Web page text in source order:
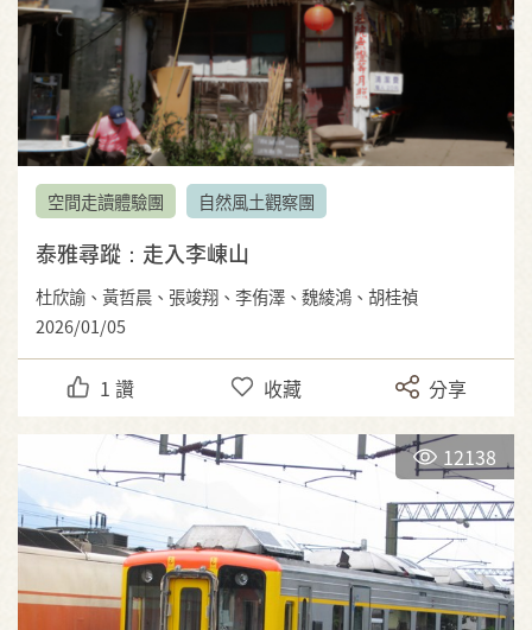
空間走讀體驗團 自然風土觀察團
泰雅尋蹤：走入李崠山
杜欣諭、黃哲晨、張竣翔、李侑澤、魏綾鴻、胡桂禎
2026/01/05
1 讚 收藏 分享
12138